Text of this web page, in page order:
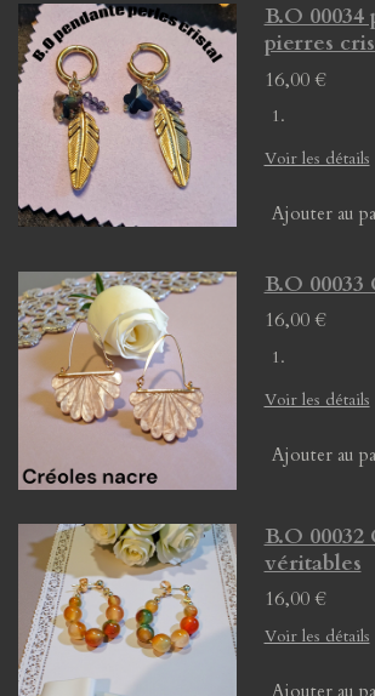
B.O 00034
pierres
16,00 €
Voir les détails
Ajouter au
B.O
16,00 €
Voir les détails
Ajouter au
B.O
véritables
16,00 €
Voir les détails
Ajouter au